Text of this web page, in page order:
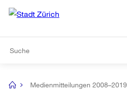
Navigation
[no
Medienmitteilungen 2008–2019